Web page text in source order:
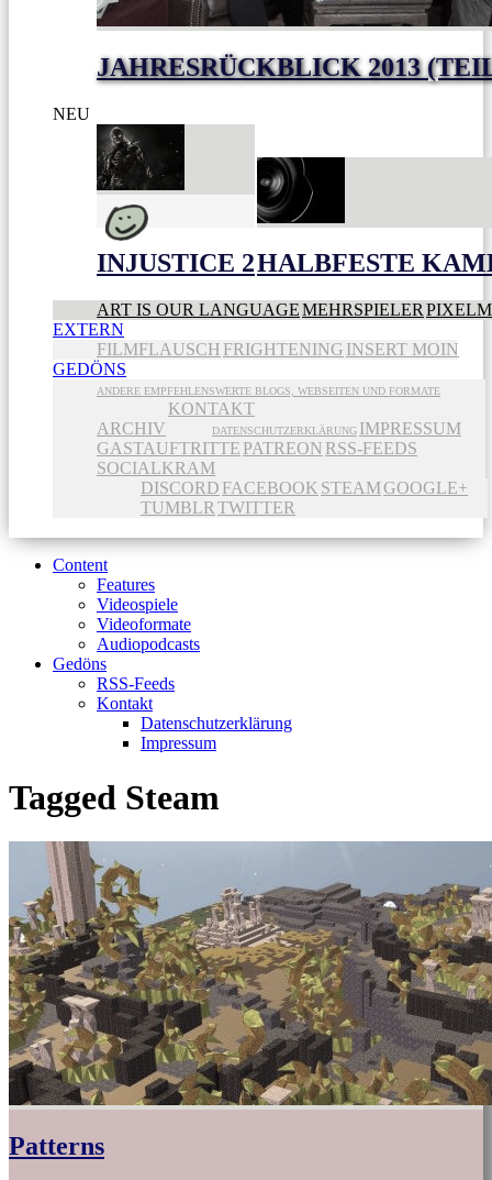
JAHRESRÜCKBLICK 2013
NEU
INJUSTICE 2HALBFESTE
ART IS OUR LANGUAGEMEHRSPIELER
EXTERN
FILMFLAUSCH FRIGHTENING INSERT MOIN
GEDÖNS
ANDERE EMPFEHLENSWERTE BLOGS, WEBSEITEN UND FORMATE
ARCHIV
KONTAKT
DATENSCHUTZERKLÄRUNG IMPRESSUM
GASTAUFTRITTE PATREON RSS-FEEDS
SOCIALKRAM
DISCORD FACEBOOK STEAMGOOGLE+
TUMBLR TWITTER
Content
Features
Videospiele
Videoformate
Audiopodcasts
Gedöns
RSS-Feeds
Kontakt
Datenschutzerklärung
Impressum
Tagged Steam
Patterns